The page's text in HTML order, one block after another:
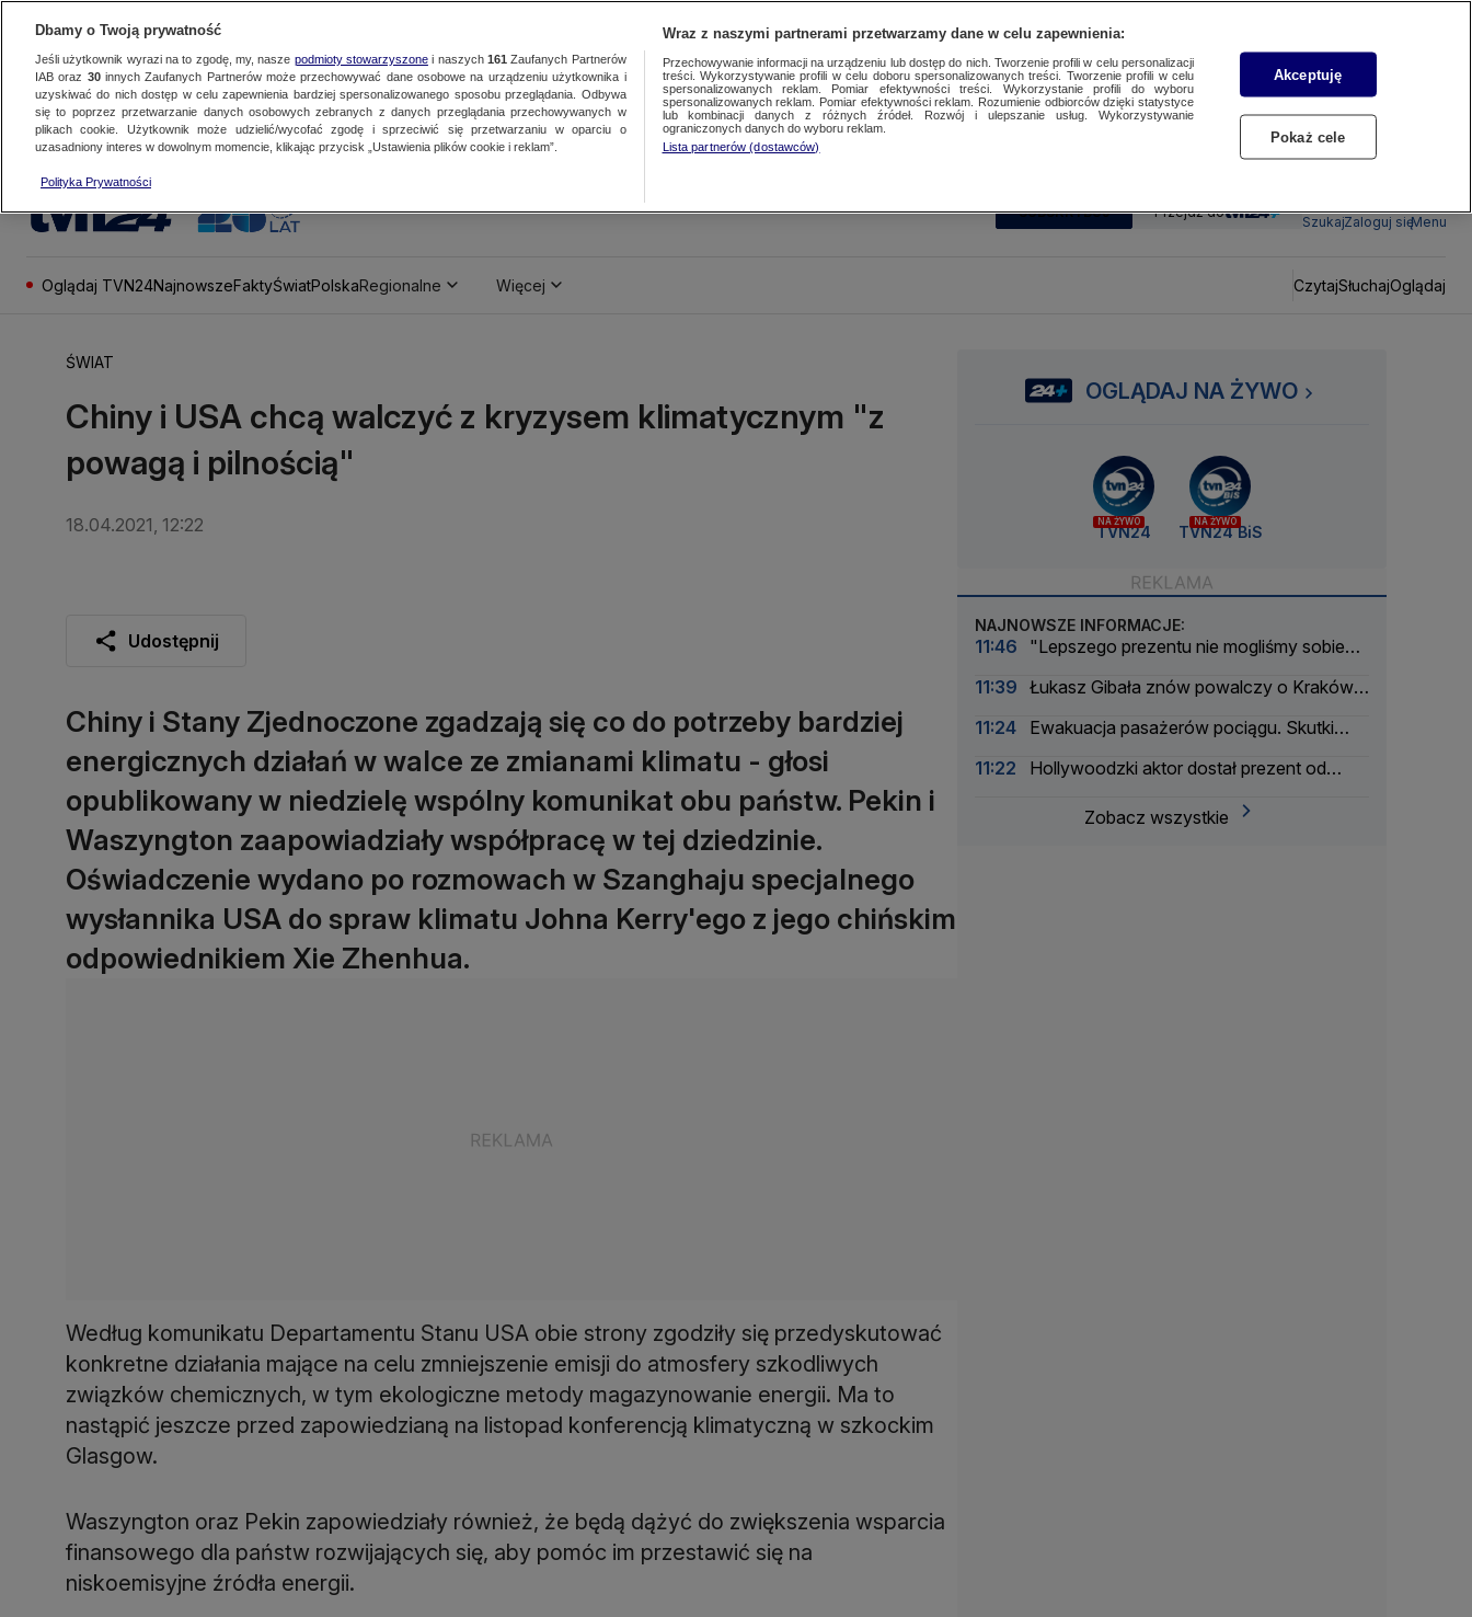
SUBSKRYBUJ Przejdź do
SzukajZaloguj sięMenu
Oglądaj TVN24NajnowszeFaktyŚwiatPolskaRegionalne Więcej CzytajSłuchajOglądaj
ŚWIAT
Chiny i USA chcą walczyć z kryzysem klimatycznym "z
powagą i pilnością"
18.04.2021, 12:22
Udostępnij
Chiny i Stany Zjednoczone zgadzają się co do potrzeby bardziej
energicznych działań w walce ze zmianami klimatu - głosi
opublikowany w niedzielę wspólny komunikat obu państw. Pekin i
Waszyngton zaapowiadziały współpracę w tej dziedzinie.
Oświadczenie wydano po rozmowach w Szanghaju specjalnego
wysłannika USA do spraw klimatu Johna Kerry'ego z jego chińskim
odpowiednikiem Xie Zhenhua.
Według komunikatu Departamentu Stanu USA obie strony zgodziły się przedyskutować
konkretne działania mające na celu zmniejszenie emisji do atmosfery szkodliwych
związków chemicznych, w tym ekologiczne metody magazynowanie energii. Ma to
nastąpić jeszcze przed zapowiedzianą na listopad konferencją klimatyczną w szkockim
Glasgow.
Waszyngton oraz Pekin zapowiedziały również, że będą dążyć do zwiększenia wsparcia
finansowego dla państw rozwijających się, aby pomóc im przestawić się na
niskoemisyjne źródła energii.
OGLĄDAJ NA ŻYWO
NA ŻYWO
TVN24
NA ŻYWO
TVN24 BiS
NAJNOWSZE INFORMACJE:
11:46
"Lepszego prezentu nie mogliśmy sobie
11:39 Łukasz Gibała znów powalczy o Kraków.
11:24
Ewakuacja pasażerów pociągu. Skutki
11:22
Hollywoodzki aktor dostał prezent od
Zobacz wszystkie
Dbamy o Twoją prywatność
Jeśli użytkownik wyrazi na to zgodę, my, nasze podmioty stowarzyszonei naszych 161 Zaufanych Partnerów
IAB oraz 30innych Zaufanych Partnerów może przechowywać dane osobowe na urządzeniu użytkownika i
uzyskiwać do nich dostęp w celu zapewnienia bardziej spersonalizowanego sposobu przeglądania. Odbywa
się to poprzez przetwarzanie danych osobowych zebranych z danych przeglądania przechowywanych w
plikach cookie. Użytkownik może udzielić/wycofać zgodę i sprzeciwić się przetwarzaniu w oparciu o
uzasadniony interes w dowolnym momencie, klikając przycisk „Ustawienia plików cookie i reklam”.
Polityka Prywatności
Wraz z naszymi partnerami przetwarzamy dane w celu zapewnienia:
Przechowywanie informacji na urządzeniu lub dostęp do nich. Tworzenie profili w celu personalizacji
treści. Wykorzystywanie profili w celu doboru spersonalizowanych treści. Tworzenie profili w celu
spersonalizowanych reklam. Pomiar efektywności treści. Wykorzystanie profili do wyboru
spersonalizowanych reklam. Pomiar efektywności reklam. Rozumienie odbiorców dzięki statystyce
lub kombinacji danych z różnych źródeł. Rozwój i ulepszanie usług. Wykorzystywanie
ograniczonych danych do wyboru reklam.
Lista partnerów (dostawców)
Akceptuję
Pokaż cele